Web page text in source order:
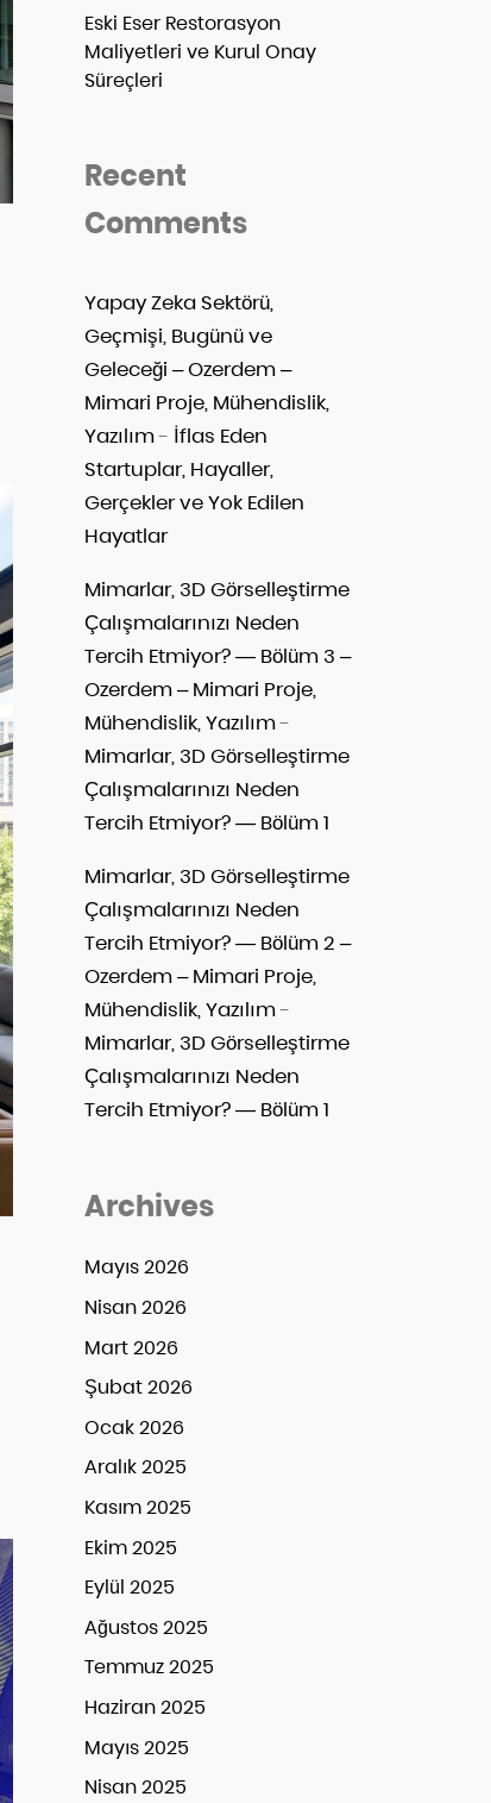
Eski Eser Restorasyon
Maliyetleri ve Kurul Onay
Süreçleri
Recent
Comments
Yapay Zeka Sektörü,
Geçmişi, Bugünü ve
Geleceği – Ozerdem –
Mimari Proje, Mühendislik,
Yazılım- İflas Eden
Startuplar, Hayaller,
Gerçekler ve Yok Edilen
Hayatlar
Mimarlar, 3D Görselleştirme
Çalışmalarınızı Neden
Tercih Etmiyor? — Bölüm 3 –
Ozerdem – Mimari Proje,
Mühendislik, Yazılım-
Mimarlar, 3D Görselleştirme
Çalışmalarınızı Neden
Tercih Etmiyor? — Bölüm 1
Mimarlar, 3D Görselleştirme
Çalışmalarınızı Neden
Tercih Etmiyor? — Bölüm 2 –
Ozerdem – Mimari Proje,
Mühendislik, Yazılım-
Mimarlar, 3D Görselleştirme
Çalışmalarınızı Neden
Tercih Etmiyor? — Bölüm 1
Archives
Mayıs 2026
Nisan 2026
Mart 2026
Şubat 2026
Ocak 2026
Aralık 2025
Kasım 2025
Ekim 2025
Eylül 2025
Ağustos 2025
Temmuz 2025
Haziran 2025
Mayıs 2025
Nisan 2025